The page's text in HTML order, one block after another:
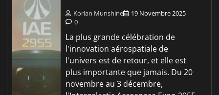
Korian Munshine
19 Novembre 2025
0
La plus grande célébration de
l'innovation aérospatiale de
l'univers est de retour, et elle est
plus importante que jamais. Du 20
novembre au 3 décembre,